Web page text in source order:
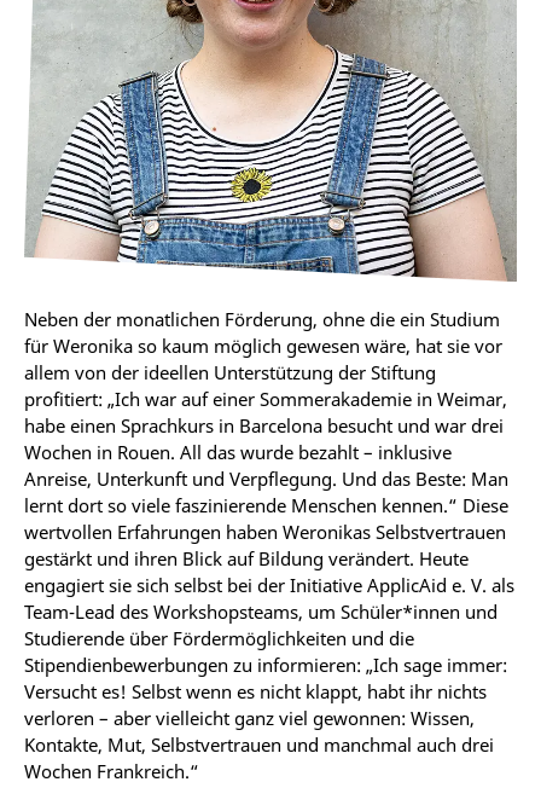
Neben der monatlichen Förderung, ohne die ein Studium
für Weronika so kaum möglich gewesen wäre, hat sie vor
allem von der ideellen Unterstützung der Stiftung
profitiert: „Ich war auf einer Sommerakademie in Weimar,
habe einen Sprachkurs in Barcelona besucht und war drei
Wochen in Rouen. All das wurde bezahlt – inklusive
Anreise, Unterkunft und Verpflegung. Und das Beste: Man
lernt dort so viele faszinierende Menschen kennen.“ Diese
wertvollen Erfahrungen haben Weronikas Selbstvertrauen
gestärkt und ihren Blick auf Bildung verändert. Heute
engagiert sie sich selbst bei der Initiative ApplicAid e. V. als
Team-Lead des Workshopsteams, um Schüler*innen und
Studierende über Fördermöglichkeiten und die
Stipendienbewerbungen zu informieren: „Ich sage immer:
Versucht es! Selbst wenn es nicht klappt, habt ihr nichts
verloren – aber vielleicht ganz viel gewonnen: Wissen,
Kontakte, Mut, Selbstvertrauen und manchmal auch drei
Wochen Frankreich.“